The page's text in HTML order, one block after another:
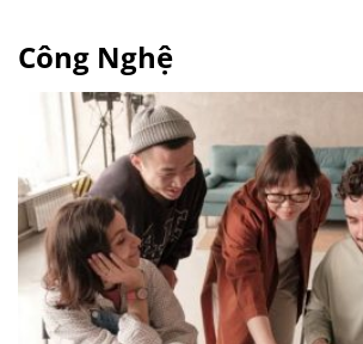
Công Nghệ